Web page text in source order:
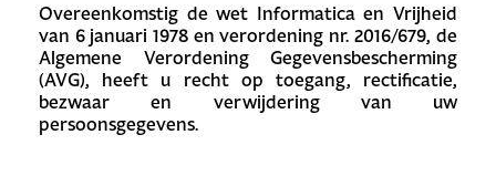
Overeenkomstig de wet Informatica en Vrijheid
van 6 januari 1978 en verordening nr. 2016/679, de
Algemene Verordening Gegevensbescherming
(AVG), heeft u recht op toegang, rectificatie,
bezwaar en verwijdering van uw
persoonsgegevens.